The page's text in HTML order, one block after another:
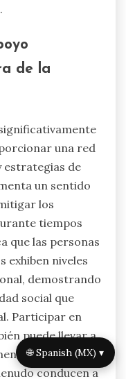
de la
una red
estrategias de
un sentido
los
tiempos
que las personas
exhiben niveles
demostrando
social que
Participar en
puede llevar a
ya que las
conducen a
🌐 Spanish (MX) ▾